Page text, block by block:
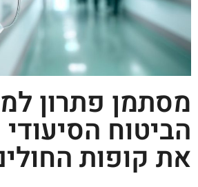
מסתמן פתרון
הביטוח
את קופות